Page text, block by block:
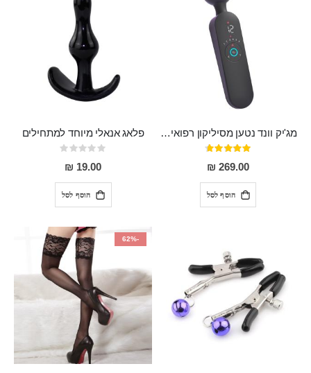
מג'יק וונד נטען מסיליקון רפואי חזק בעל 12 מצבי רטט ו6 מהירויות שונות ROMI
דירוג:
93%
269.00 ₪
הוסף לסל
פלאג אנאלי מיוחד למתחילים
Rating:
0%
19.00 ₪
הוסף לסל
-62%